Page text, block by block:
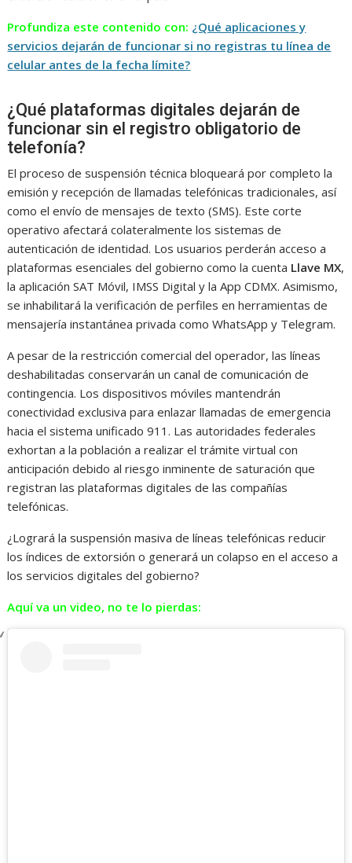
Profundiza este contenido con: ¿Qué aplicaciones y
servicios dejarán de funcionar si no registras tu línea de
celular antes de la fecha límite?
¿Qué plataformas digitales dejarán de
funcionar sin el registro obligatorio de
telefonía?
El proceso de suspensión técnica bloqueará por completo la
emisión y recepción de llamadas telefónicas tradicionales, así
como el envío de mensajes de texto (SMS). Este corte
operativo afectará colateralmente los sistemas de
autenticación de identidad. Los usuarios perderán acceso a
plataformas esenciales del gobierno como la cuenta Llave MX,
la aplicación SAT Móvil, IMSS Digital y la App CDMX. Asimismo,
se inhabilitará la verificación de perfiles en herramientas de
mensajería instantánea privada como WhatsApp y Telegram.
A pesar de la restricción comercial del operador, las líneas
deshabilitadas conservarán un canal de comunicación de
contingencia. Los dispositivos móviles mantendrán
conectividad exclusiva para enlazar llamadas de emergencia
hacia el sistema unificado 911. Las autoridades federales
exhortan a la población a realizar el trámite virtual con
anticipación debido al riesgo inminente de saturación que
registran las plataformas digitales de las compañías
telefónicas.
¿Logrará la suspensión masiva de líneas telefónicas reducir
los índices de extorsión o generará un colapso en el acceso a
los servicios digitales del gobierno?
Aquí va un video, no te lo pierdas: